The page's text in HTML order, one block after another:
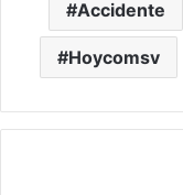
Accidente
Hoycomsv